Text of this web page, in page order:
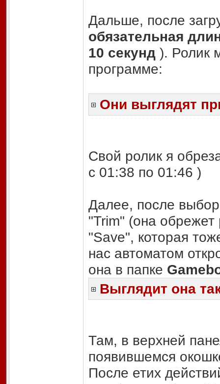
Дальше, после
обязательная
10 секунд ). Ролик
программе:
Они выглядят
Свой ролик я
с 01:38 по 01:46 )
Далее, после
"Trim" (она
"Save", которая
нас автоматом
она в папке
Выглядит она
Там, в верхней
появившемся
После етих